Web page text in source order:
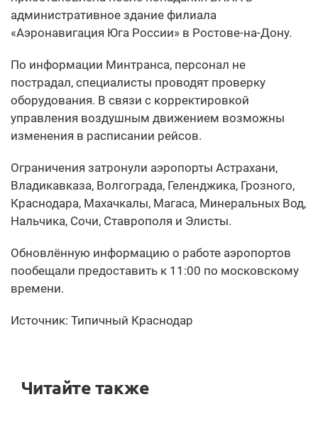
административное здание филиала
«Аэронавигация Юга России» в Ростове-на-Дону.
По информации Минтранса, персонал не
пострадал, специалисты проводят проверку
оборудования. В связи с корректировкой
управления воздушным движением возможны
изменения в расписании рейсов.
Ограничения затронули аэропорты Астрахани,
Владикавказа, Волгограда, Геленджика, Грозного,
Краснодара, Махачкалы, Магаса, Минеральных Вод,
Нальчика, Сочи, Ставрополя и Элисты.
Обновлённую информацию о работе аэропортов
пообещали предоставить к 11:00 по московскому
времени.
Источник: Типичный Краснодар
Читайте также